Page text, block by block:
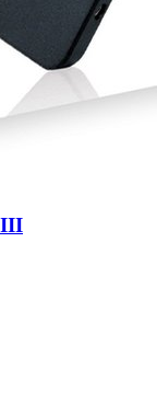
III